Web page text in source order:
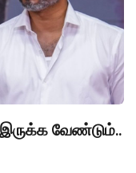
வேண்டும்..